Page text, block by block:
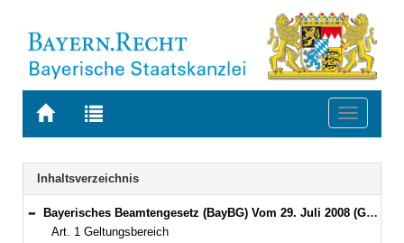
Zur
BAYERN.RECHT
Zur
letzten
Suche
Toggle
Navigation
Inhaltsverzeichnis
Bereich reduzieren
Bayerisches Beamtengesetz (BayBG) Vom 29. Juli 2008 (GVBl. S. 500) BayRS 2030-1-1-F (Art. 1–147)
Art. 1 Geltungsbereich